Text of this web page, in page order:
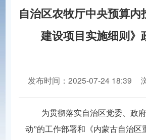
自治区农牧厅中央预算内
建设项目实施细则》
发布时间：2025-07-24 18:39
为贯彻落实自治区党委、政
动”的工作部署和《内蒙古自治区